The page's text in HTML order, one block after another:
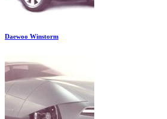
Daewoo Winstorm